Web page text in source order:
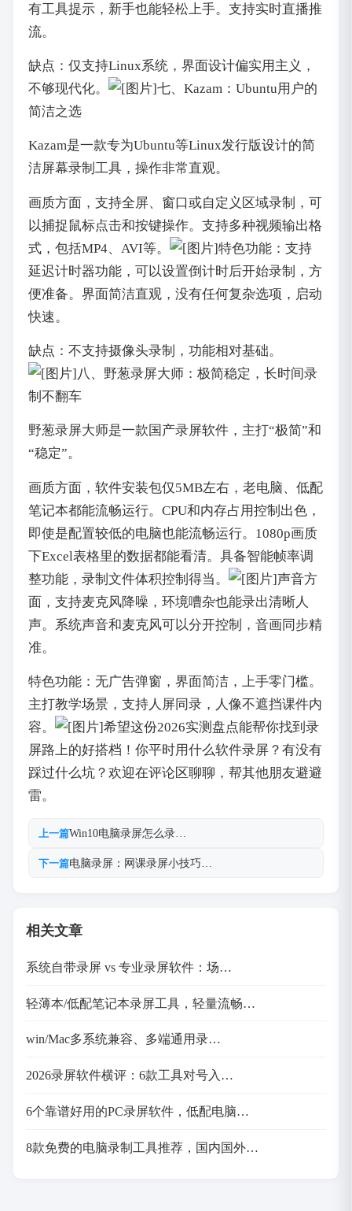
有工具提示，新手也能轻松上手。支持实时直播推
流。
缺点：仅支持Linux系统，界面设计偏实用主义，
不够现代化。
七、Kazam：Ubuntu用户的
简洁之选
Kazam是一款专为Ubuntu等Linux发行版设计的简
洁屏幕录制工具，操作非常直观。
画质方面，支持全屏、窗口或自定义区域录制，可
以捕捉鼠标点击和按键操作。支持多种视频输出格
式，包括MP4、AVI等。
特色功能：支持
延迟计时器功能，可以设置倒计时后开始录制，方
便准备。界面简洁直观，没有任何复杂选项，启动
快速。
缺点：不支持摄像头录制，功能相对基础。
八、野葱录屏大师：极简稳定，长时间录
制不翻车
野葱录屏大师是一款国产录屏软件，主打“极简”和
“稳定”。
画质方面，软件安装包仅5MB左右，老电脑、低配
笔记本都能流畅运行。CPU和内存占用控制出色，
即使是配置较低的电脑也能流畅运行。1080p画质
下Excel表格里的数据都能看清。具备智能帧率调
整功能，录制文件体积控制得当。
声音方
面，支持麦克风降噪，环境嘈杂也能录出清晰人
声。系统声音和麦克风可以分开控制，音画同步精
准。
特色功能：无广告弹窗，界面简洁，上手零门槛。
主打教学场景，支持人屏同录，人像不遮挡课件内
容。
希望这份2026实测盘点能帮你找到录
屏路上的好搭档！你平时用什么软件录屏？有没有
踩过什么坑？欢迎在评论区聊聊，帮其他朋友避避
雷。
上一篇Win10电脑录屏怎么录…
下一篇电脑录屏：网课录屏小技巧…
相关文章
系统自带录屏 vs 专业录屏软件：场…
轻薄本/低配笔记本录屏工具，轻量流畅…
win/Mac多系统兼容、多端通用录…
2026录屏软件横评：6款工具对号入…
6个靠谱好用的PC录屏软件，低配电脑…
8款免费的电脑录制工具推荐，国内国外…